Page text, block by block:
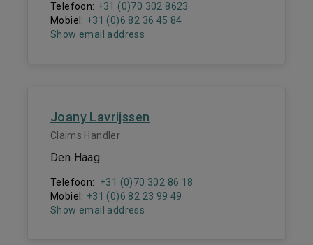
Telefoon: +31 (0)70 302 8623
Mobiel: +31 (0)6 82 36 45 84
Show email address
Joany Lavrijssen
Claims Handler
Den Haag
Telefoon:
+31 (0)70 302 86 18
Mobiel: +31 (0)6 82 23 99 49
Show email address